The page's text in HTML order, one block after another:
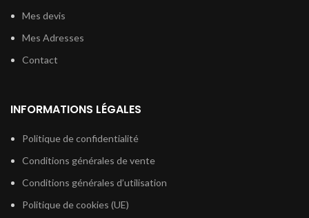
Mes devis
Mes Adresses
Contact
INFORMATIONS LÉGALES
Politique de confidentialité
Conditions générales de vente
Conditions générales d’utilisation
Politique de cookies (UE)